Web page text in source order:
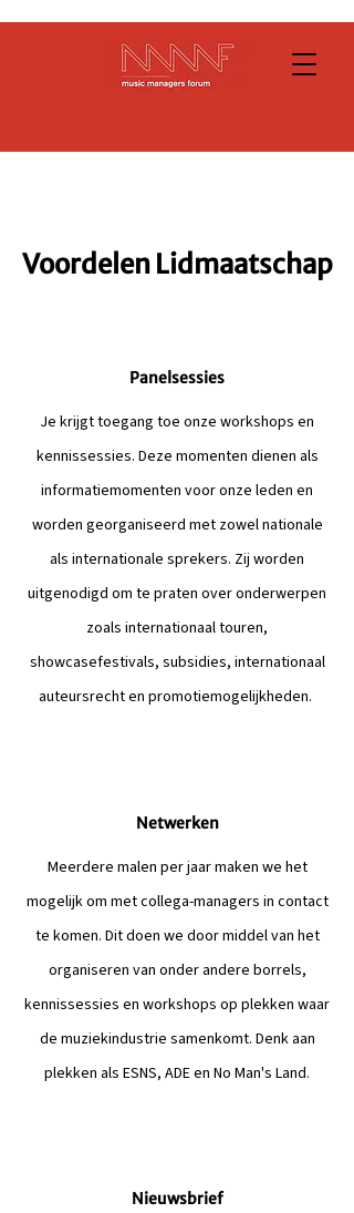
Voordelen Lidmaatschap
Panelsessies
Je krijgt toegang toe onze workshops en
kennissessies. Deze momenten dienen als
informatiemomenten voor onze leden en
worden georganiseerd met zowel nationale
als internationale sprekers. Zij worden
uitgenodigd om te praten over onderwerpen
zoals internationaal touren,
showcasefestivals, subsidies, internationaal
auteursrecht en promotiemogelijkheden.
Netwerken
Meerdere malen per jaar maken we het
mogelijk om met collega-managers in contact
te komen. Dit doen we door middel van het
organiseren van onder andere borrels,
kennissessies en workshops op plekken waar
de muziekindustrie samenkomt. Denk aan
plekken als ESNS, ADE en No Man's Land.
Nieuwsbrief